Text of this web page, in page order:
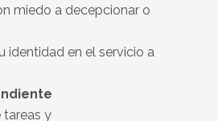
miedo a decepcionar o
identidad en el servicio a
tareas y